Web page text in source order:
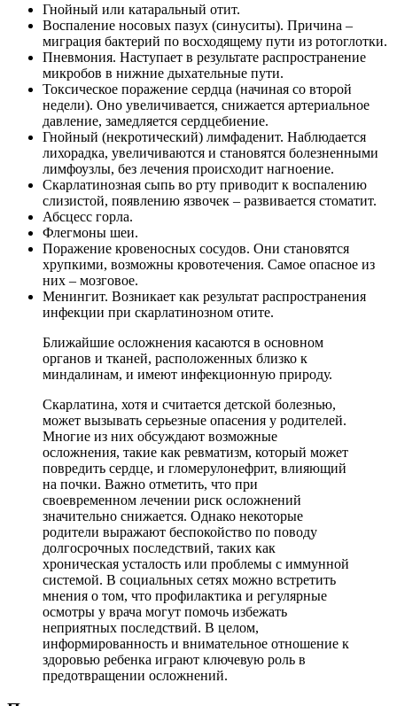
Гнойный или катаральный отит.
Воспаление носовых пазух (синуситы). Причина –
миграция бактерий по восходящему пути из ротоглотки.
Пневмония. Наступает в результате распространение
микробов в нижние дыхательные пути.
Токсическое поражение сердца (начиная со второй
недели). Оно увеличивается, снижается артериальное
давление, замедляется сердцебиение.
Гнойный (некротический) лимфаденит. Наблюдается
лихорадка, увеличиваются и становятся болезненными
лимфоузлы, без лечения происходит нагноение.
Скарлатинозная сыпь во рту приводит к воспалению
слизистой, появлению язвочек – развивается стоматит.
Абсцесс горла.
Флегмоны шеи.
Поражение кровеносных сосудов. Они становятся
хрупкими, возможны кровотечения. Самое опасное из
них – мозговое.
Менингит. Возникает как результат распространения
инфекции при скарлатинозном отите.
Ближайшие осложнения касаются в основном
органов и тканей, расположенных близко к
миндалинам, и имеют инфекционную природу.
Скарлатина, хотя и считается детской болезнью,
может вызывать серьезные опасения у родителей.
Многие из них обсуждают возможные
осложнения, такие как ревматизм, который может
повредить сердце, и гломерулонефрит, влияющий
на почки. Важно отметить, что при
своевременном лечении риск осложнений
значительно снижается. Однако некоторые
родители выражают беспокойство по поводу
долгосрочных последствий, таких как
хроническая усталость или проблемы с иммунной
системой. В социальных сетях можно встретить
мнения о том, что профилактика и регулярные
осмотры у врача могут помочь избежать
неприятных последствий. В целом,
информированность и внимательное отношение к
здоровью ребенка играют ключевую роль в
предотвращении осложнений.